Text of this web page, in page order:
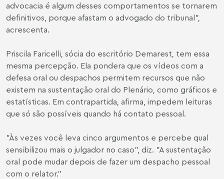
advocacia é algum desses comportamentos se tornarem
definitivos, porque afastam o advogado do tribunal",
acrescenta.
Priscila Faricelli, sócia do escritório Demarest, tem essa
mesma percepção. Ela pondera que os vídeos com a
defesa oral ou despachos permitem recursos que não
existem na sustentação oral do Plenário, como gráficos e
estatísticas. Em contrapartida, afirma, impedem leituras
que só são possíveis quando há contato pessoal.
"Às vezes você leva cinco argumentos e percebe qual
sensibilizou mais o julgador no caso", diz. "A sustentação
oral pode mudar depois de fazer um despacho pessoal
com o relator."